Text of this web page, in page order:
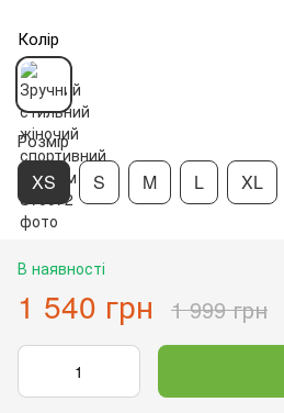
Колір
Розмір
XS S M L XL
В наявності
1 540 грн 1 999 грн